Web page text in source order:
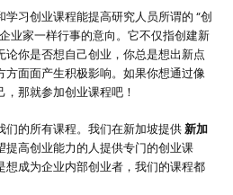
习创业课程能提高研究人员所谓的 “创
业家一样行事的意向。它不仅指创建新
你是否想自己创业，你总是想出新点
方面面产生积极影响。如果你想通过像
那就参加创业课程吧！
们的所有课程。我们在新加坡提供新加
提高创业能力的人提供专门的创业课
想成为企业内部创业者，我们的课程都